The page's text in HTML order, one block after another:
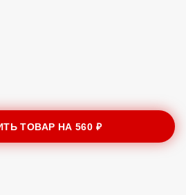
ТОВАР НА560 ₽